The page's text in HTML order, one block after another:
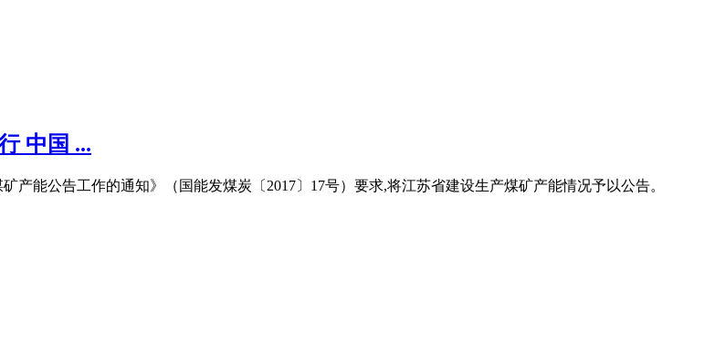
中国 ...
能公告工作的通知》（国能发煤炭〔2017〕17号）要求,将江苏省建设生产煤矿产能情况予以公告。